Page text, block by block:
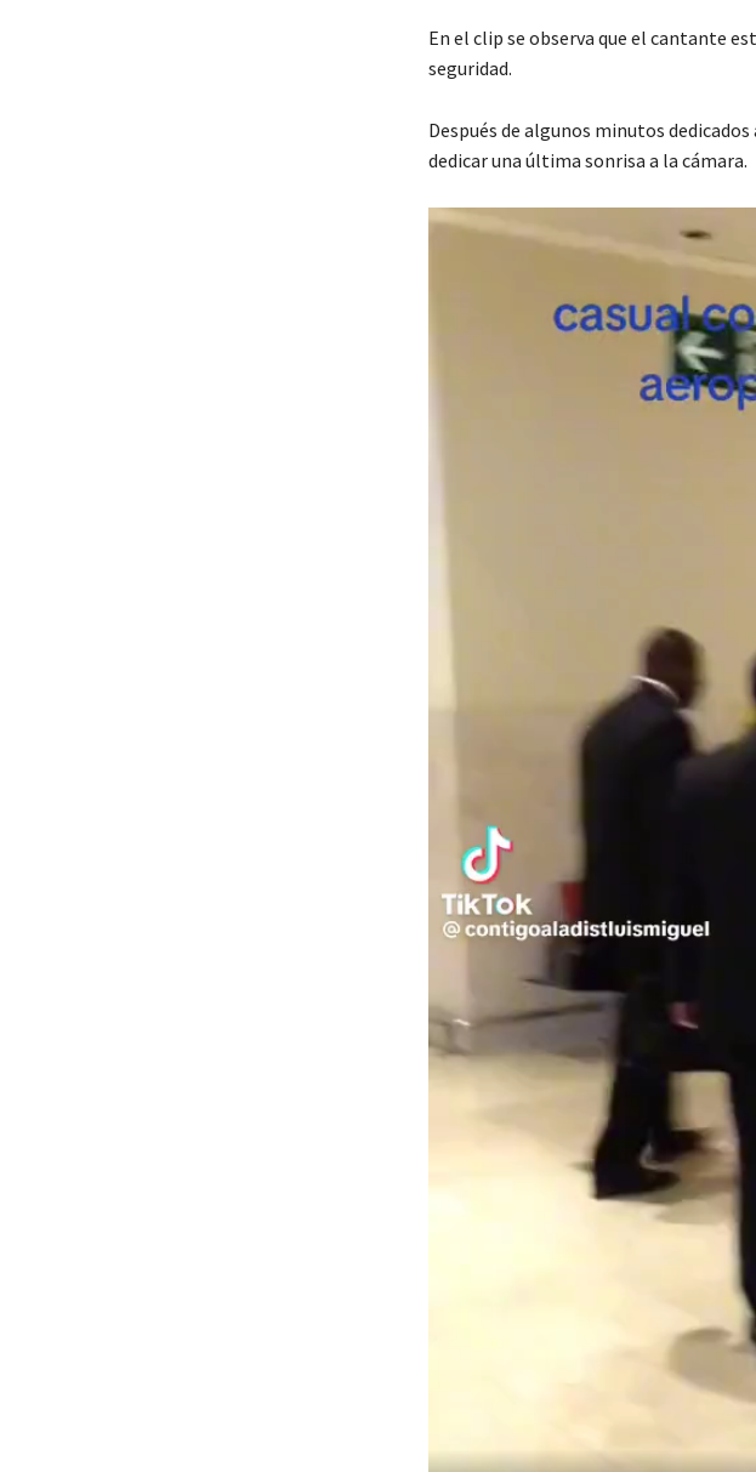
En el clip se observa que el cantante
seguridad.
Después de algunos minutos
dedicar una última sonrisa a la cámara.